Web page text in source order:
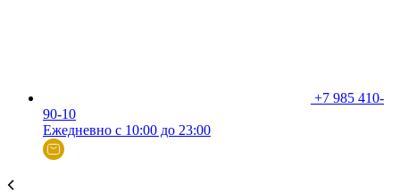
+7 985 410-
90-10
Ежедневно с 10:00 до 23:00